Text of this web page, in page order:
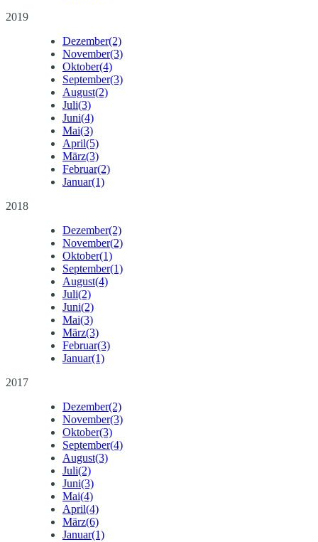
2019
Dezember(2)
November(3)
Oktober(4)
September(3)
August(2)
Juli(3)
Juni(4)
Mai(3)
April(5)
März(3)
Februar(2)
Januar(1)
2018
Dezember(2)
November(2)
Oktober(1)
September(1)
August(4)
Juli(2)
Juni(2)
Mai(3)
März(3)
Februar(3)
Januar(1)
2017
Dezember(2)
November(3)
Oktober(3)
September(4)
August(3)
Juli(2)
Juni(3)
Mai(4)
April(4)
März(6)
Januar(1)